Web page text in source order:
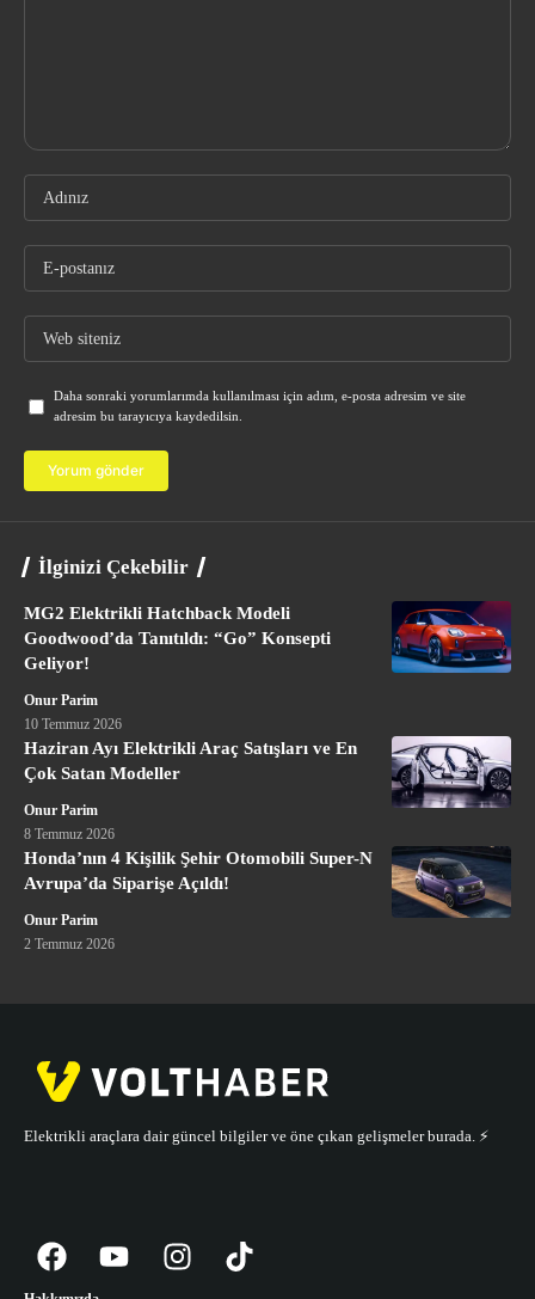
Daha sonraki yorumlarımda kullanılması için adım, e-posta adresim ve site
adresim bu tarayıcıya kaydedilsin.
İlginizi Çekebilir
MG2 Elektrikli Hatchback Modeli
Goodwood’da Tanıtıldı: “Go” Konsepti
Geliyor!
Onur Parim
10 Temmuz 2026
Haziran Ayı Elektrikli Araç Satışları ve En
Çok Satan Modeller
Onur Parim
8 Temmuz 2026
Honda’nın 4 Kişilik Şehir Otomobili Super-N
Avrupa’da Siparişe Açıldı!
Onur Parim
2 Temmuz 2026
Elektrikli araçlara dair güncel bilgiler ve öne çıkan gelişmeler burada. ⚡️